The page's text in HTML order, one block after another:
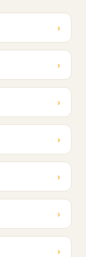
›
›
›
›
›
›
›